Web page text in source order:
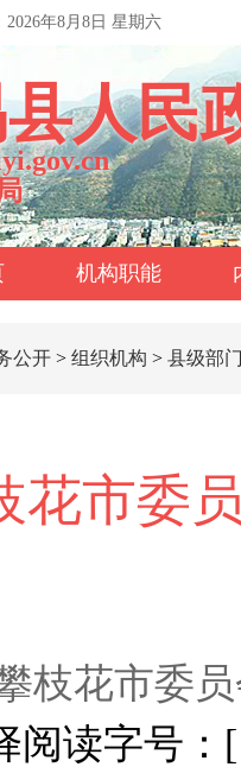
2026年8月8日 星期六
人民
机构职能
公开 > 组织机构 > 县级部
花市委
枝花市委
阅读字号